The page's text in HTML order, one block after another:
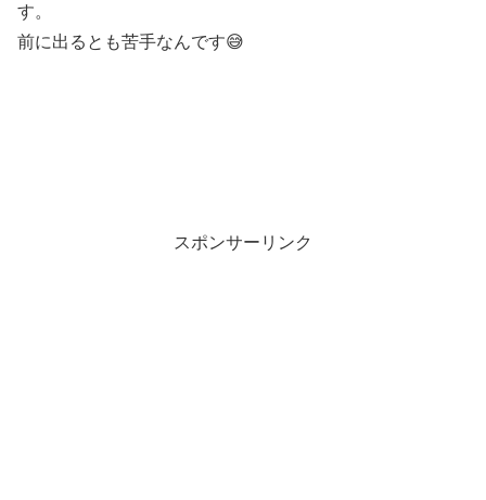
す。
前に出るとも苦手なんです😅
スポンサーリンク